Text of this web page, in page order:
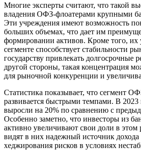
Многие эксперты считают, что такой
владения ОФЗ-флоатерами крупными
Эти учреждения имеют возможность
больших объемах, что дает им
формировании активов. Кроме того, их
сегменте способствует стабильности
государству привлекать долгосрочные
другой стороны, такая концентрация
для рыночной конкуренции и
Статистика показывает, что сегмент
развивается быстрыми темпами. В
выросли на 20% по сравнению с
Особенно заметно, что инвесторы из
активно увеличивают свои доли в этом
видят в них надежный источник
хеджирования рисков в условиях